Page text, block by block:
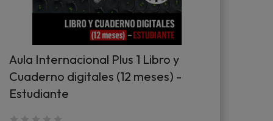
Aula Internacional Plus 1 Libro y
Cuaderno digitales (12 meses) -
Estudiante